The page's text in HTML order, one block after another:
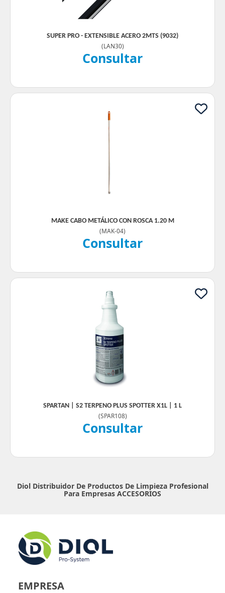
SUPER PRO - EXTENSIBLE ACERO 2MTS (9032)
(LAN30)
Consultar
MAKE CABO METÁLICO CON ROSCA 1.20 M
(MAK-04)
Consultar
SPARTAN | S2 TERPENO PLUS SPOTTER X1L | 1 L
(SPAR108)
Consultar
Diol Distribuidor De Productos De Limpieza Profesional
Para Empresas ACCESORIOS
EMPRESA